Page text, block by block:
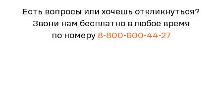
Есть вопросы или хочешь откликнуться?
Звони нам бесплатно в любое время
по номеру 8-800-600-44-27